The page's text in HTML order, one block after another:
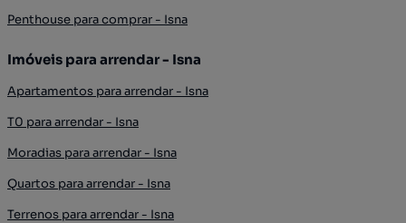
Penthouse para comprar - Isna
Imóveis para arrendar - Isna
Apartamentos para arrendar - Isna
T0 para arrendar - Isna
Moradias para arrendar - Isna
Quartos para arrendar - Isna
Terrenos para arrendar - Isna